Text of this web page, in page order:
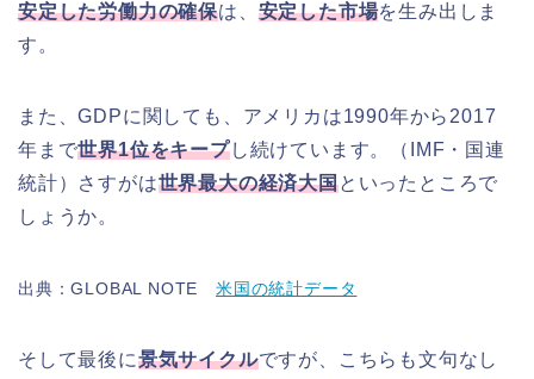
安定した労働力の確保は、 安定した市場を生み出しま
す。
また、GDPに関しても、アメリカは1990年から2017
年まで世界1位をキープし続けています。（IMF・国連
統計）さすがは世界最大の経済大国といったところで
しょうか。
出典：GLOBAL NOTE米国の統計データ
そして最後に景気サイクルですが、こちらも文句なし